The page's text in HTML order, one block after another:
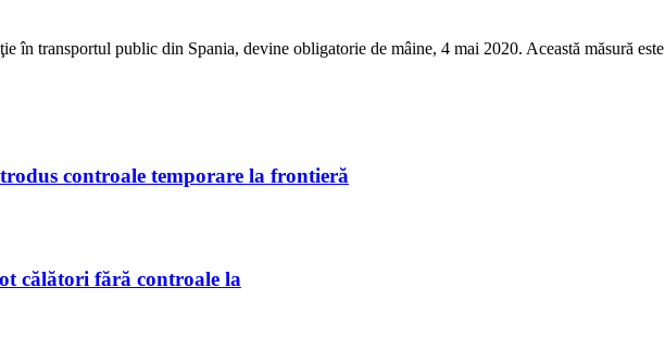
în transportul public din Spania, devine obligatorie de mâine, 4 mai 2020. Această măsură este
controale temporare la frontieră
călători fără controale la